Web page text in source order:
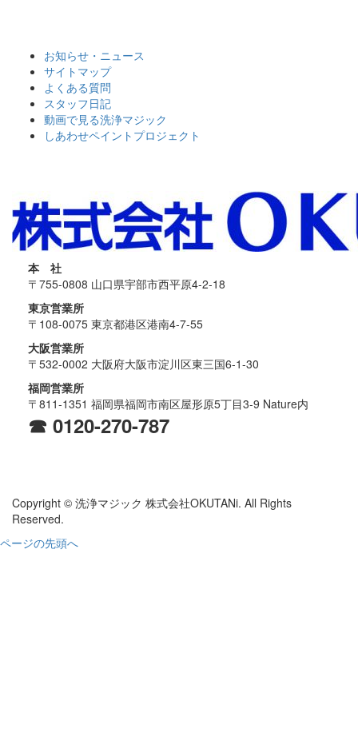
お知らせ・ニュース
サイトマップ
よくある質問
スタッフ日記
動画で見る洗浄マジック
しあわせペイントプロジェクト
本 社
〒755-0808 山口県宇部市西平原4-2-18
東京営業所
〒108-0075 東京都港区港南4-7-55
大阪営業所
〒532-0002 大阪府大阪市淀川区東三国6-1-30
福岡営業所
〒811-1351 福岡県福岡市南区屋形原5丁目3-9 Nature内
☎ 0120-270-787
Copyright © 洗浄マジック 株式会社OKUTANi. All Rights
Reserved.
ページの先頭へ